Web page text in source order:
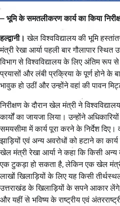
– भूमि के समतलीकरण कार्य का किया
हल्द्वानी। खेल विश्वविद्यालय की भूमि
मंत्री रेखा आर्या पहली बार गौलापार
विभाग से विश्वविद्यालय के लिए अंतिम रूप
प्रयासों और लंबी प्रक्रिया के पूर्ण होने के
भावुक हो उठीं और उन्होंने वहां की पावन
निरीक्षण के दौरान खेल मंत्री ने
कार्यों का जायजा लिया। उन्होंने
समयसीमा में कार्य पूरा करने के निर्देश
झाड़ियों एवं अन्य अवरोधों को हटाने का
खेल मंत्री रेखा आर्या ने कहा कि किसी अन्य
एक टुकड़ा हो सकता है, लेकिन एक खेल
लाखों खिलाड़ियों के लिए यह किसी
उत्तराखंड के खिलाड़ियों के सपने आकार लेंगे,
और यहीं से भविष्य के राष्ट्रीय एवं